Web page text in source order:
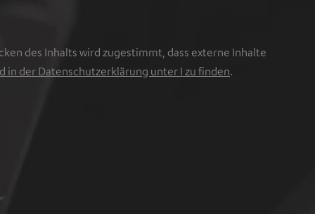
des Inhalts wird zugestimmt, dass externe Inhalte
in der Datenschutzerklärung unter I zu finden.